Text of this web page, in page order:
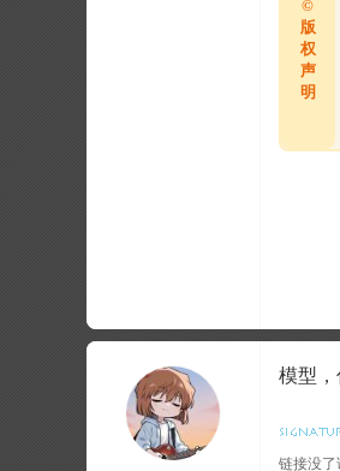
©
版
权
声
明
模型，
链接没了